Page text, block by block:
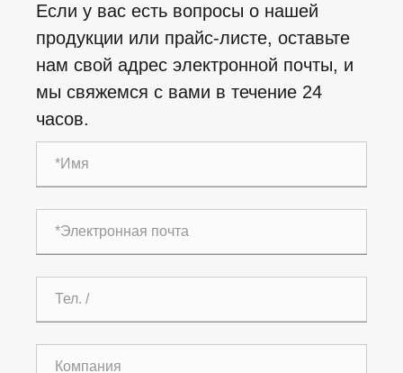
Если у вас есть вопросы о нашей
продукции или прайс-листе, оставьте
нам свой адрес электронной почты, и
мы свяжемся с вами в течение 24
часов.